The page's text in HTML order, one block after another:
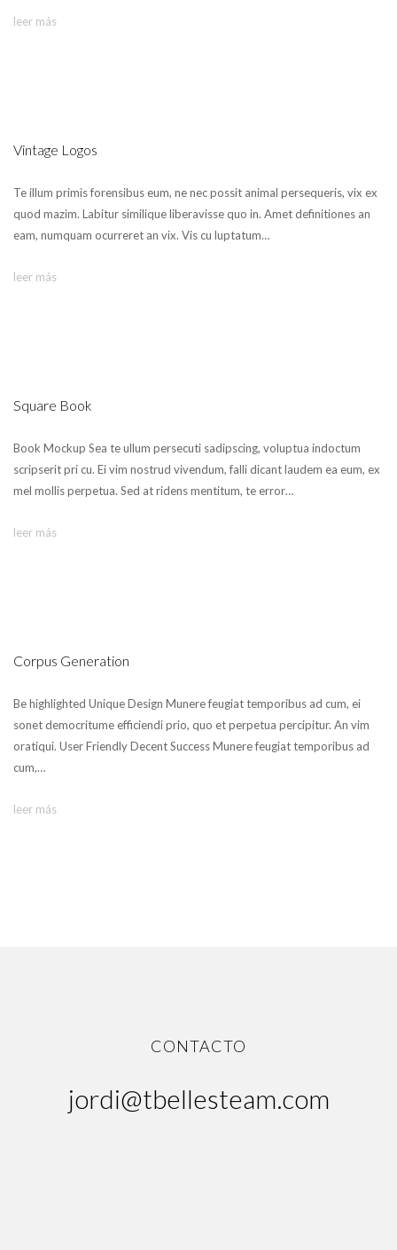
leer más
Vintage Logos
Te illum primis forensibus eum, ne nec possit animal persequeris, vix ex
quod mazim. Labitur similique liberavisse quo in. Amet definitiones an
eam, numquam ocurreret an vix. Vis cu luptatum…
leer más
Square Book
Book Mockup Sea te ullum persecuti sadipscing, voluptua indoctum
scripserit pri cu. Ei vim nostrud vivendum, falli dicant laudem ea eum, ex
mel mollis perpetua. Sed at ridens mentitum, te error…
leer más
Corpus Generation
Be highlighted Unique Design Munere feugiat temporibus ad cum, ei
sonet democritume efficiendi prio, quo et perpetua percipitur. An vim
oratiqui. User Friendly Decent Success Munere feugiat temporibus ad
cum,…
leer más
CONTACTO
jordi@tbellesteam.com